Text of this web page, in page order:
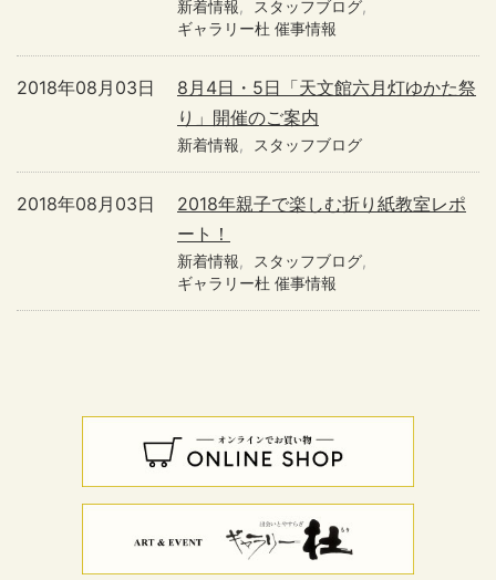
新着情報
スタッフブログ
ギャラリー杜 催事情報
8月4日・5日「天文館六月灯ゆかた祭
り」開催のご案内
2018年08月03日
新着情報 スタッフブログ
2018年親子で楽しむ折り紙教室レポ
ート！
2018年08月03日
新着情報
スタッフブログ
ギャラリー杜 催事情報